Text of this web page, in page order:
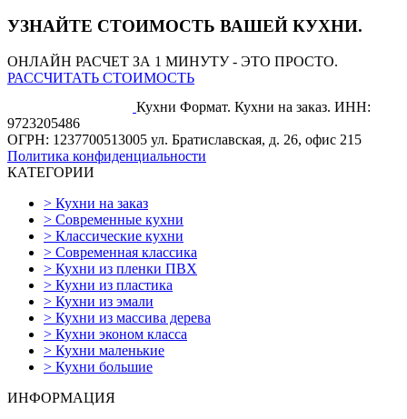
УЗНАЙТЕ СТОИМОСТЬ ВАШЕЙ КУХНИ.
ОНЛАЙН РАСЧЕТ ЗА 1 МИНУТУ - ЭТО ПРОСТО.
РАССЧИТАТЬ СТОИМОСТЬ
Кухни Формат. Кухни на заказ. ИНН:
9723205486
ОГРН: 1237700513005 ул. Братиславская, д. 26, офис 215
Политика конфиденциальности
КАТЕГОРИИ
> Кухни на заказ
> Современные кухни
> Классические кухни
> Современная классика
> Кухни из пленки ПВХ
> Кухни из пластика
> Кухни из эмали
> Кухни из массива дерева
> Кухни эконом класса
> Кухни маленькие
> Кухни большие
ИНФОРМАЦИЯ